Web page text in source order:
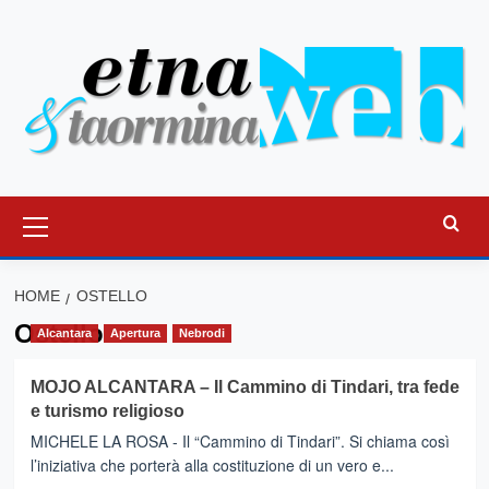
principale
HOME OSTELLO
Ostello
Alcantara Apertura Nebrodi
MOJO ALCANTARA – Il Cammino di Tindari, tra fede
e turismo religioso
MICHELE LA ROSA - Il “Cammino di Tindari”. Si chiama così
l’iniziativa che porterà alla costituzione di un vero e...